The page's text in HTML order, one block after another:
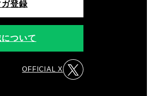
ガ登録
ついて
OFFICIAL X